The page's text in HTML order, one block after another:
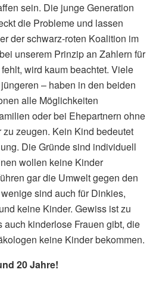
sein. Die junge Generation
die Probleme und lassen
der schwarz-roten Koalition im
unserem Prinzip an Zahlern für
wird kaum beachtet. Viele
– haben in den beiden
alle Möglichkeiten
oder bei Ehepartnern ohne
zeugen. Kein Kind bedeutet
Die Gründe sind individuell
wollen keine Kinder
gar die Umwelt gegen den
sind auch für Dinkies,
keine Kinder. Gewiss ist zu
kinderlose Frauen gibt, die
keine Kinder bekommen.
20 Jahre!